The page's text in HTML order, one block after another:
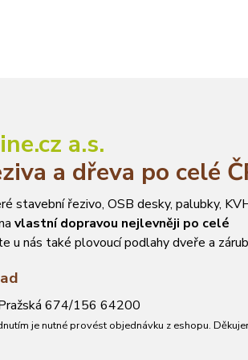
a.s.
a dřeva po celé
stavební řezivo, OSB desky, palubky,
vlastní dopravou nejlevněji po celé
u nás také plovoucí podlahy dveře a
674/156 64200
je nutné provést objednávku z eshopu.